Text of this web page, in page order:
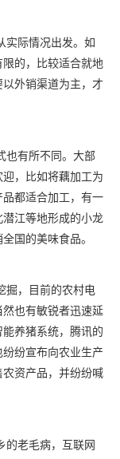
实际情况出发。如
的，比较适合就地
外销渠道为主，才
也有所不同。大部
，比如将藕加工为
都适合加工，有一
江等地形成的小龙
国的美味食品。
掘，目前的农村电
也有敏锐者迅速延
养猪系统，腾讯的
纷宣布向农业生产
资产品，并纷纷喊
的老毛病，互联网